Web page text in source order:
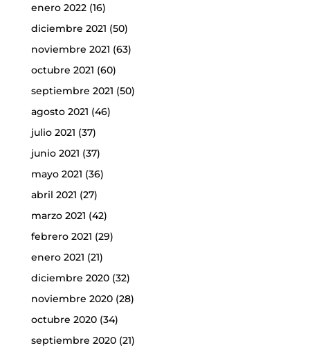
enero 2022(16)
diciembre 2021 (50)
noviembre 2021 (63)
octubre 2021 (60)
septiembre 2021 (50)
agosto 2021 (46)
julio 2021 (37)
junio 2021 (37)
mayo 2021 (36)
abril 2021 (27)
marzo 2021 (42)
febrero 2021 (29)
enero 2021 (21)
diciembre 2020(32)
noviembre 2020(28)
octubre 2020(34)
septiembre 2020(21)